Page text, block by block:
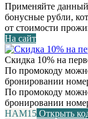
Применяйте
бонусные рубли,
от стоимости
На сайт
Скидка 10% на
По промокоду
бронировании
По промокоду
бронировании
НАМ15 Открыть